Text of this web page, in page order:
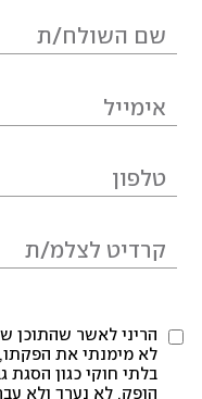
הריני לאשר שהתוכן
לא מימנתי את
בלתי חוקי כגון הסגת
הופק, לא נערך ולא